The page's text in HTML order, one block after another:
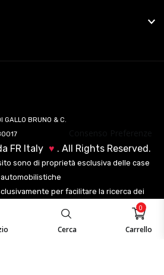
Cerca Carrello
0
GALLO BRUNO & C.
FR Italy ♥ . All Rights Reserved.
sono di proprietà esclusiva delle case
automobilistiche
per facilitare la ricerca dei